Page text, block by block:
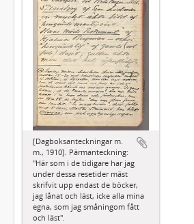
[Dagboksanteckningar m.
m., 1910]. Pärmanteckning:
"Här som i de tidigare har jag
under dessa resetider mäst
skrifvit upp endast de böcker,
jag lånat och läst, icke alla mina
egna, som jag småningom fått
och läst".